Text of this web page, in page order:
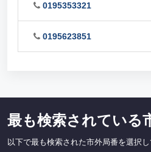
0195353321
0195623851
最も検索されている
以下で最も検索された市外局番を選択